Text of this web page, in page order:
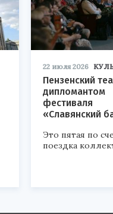
22 июля 2026
Пензенский
дипломантом
фестиваля
«Славянский
Это пятая по
поездка